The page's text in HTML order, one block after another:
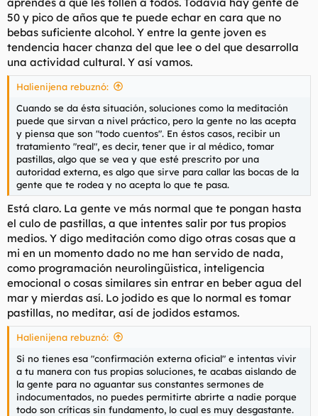
50 y pico de años que te puede echar en cara que no
bebas suficiente alcohol. Y entre la gente joven es
tendencia hacer chanza del que lee o del que desarrolla
una actividad cultural. Y así vamos.
Halienijena rebuznó:
Cuando se da ésta situación, soluciones como la meditación
puede que sirvan a nivel práctico, pero la gente no las acepta
y piensa que son "todo cuentos". En éstos casos, recibir un
tratamiento "real", es decir, tener que ir al médico, tomar
pastillas, algo que se vea y que esté prescrito por una
autoridad externa, es algo que sirve para callar las bocas de la
gente que te rodea y no acepta lo que te pasa.
Está claro. La gente ve más normal que te pongan hasta
el culo de pastillas, a que intentes salir por tus propios
medios. Y digo meditación como digo otras cosas que a
mi en un momento dado no me han servido de nada,
como programación neurolingüistica, inteligencia
emocional o cosas similares sin entrar en beber agua del
mar y mierdas así. Lo jodido es que lo normal es tomar
pastillas, no meditar, así de jodidos estamos.
Halienijena rebuznó:
Si no tienes esa "confirmación externa oficial" e intentas vivir
a tu manera con tus propias soluciones, te acabas aislando de
la gente para no aguantar sus constantes sermones de
indocumentados, no puedes permitirte abrirte a nadie porque
todo son críticas sin fundamento, lo cual es muy desgastante.